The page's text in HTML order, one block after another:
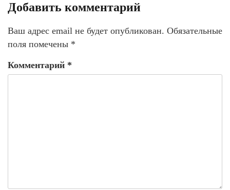
Добавить комментарий
Ваш адрес email не будет опубликован. Обязательные
поля помечены *
Комментарий *